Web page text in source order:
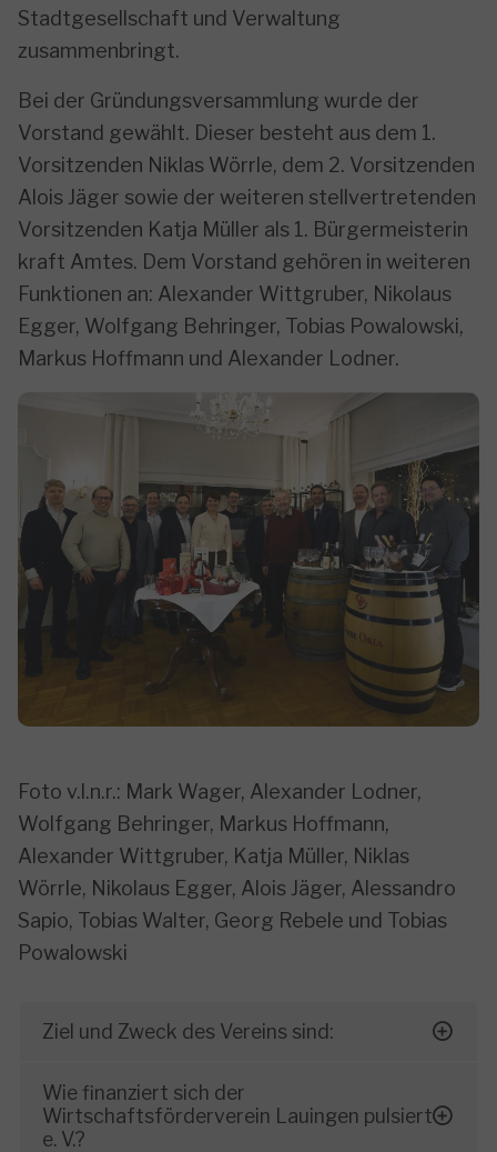
Stadtgesellschaft und Verwaltung
zusammenbringt.
Bei der Gründungsversammlung wurde der
Vorstand gewählt. Dieser besteht aus dem 1.
Vorsitzenden Niklas Wörrle, dem 2. Vorsitzenden
Alois Jäger sowie der weiteren stellvertretenden
Vorsitzenden Katja Müller als 1. Bürgermeisterin
kraft Amtes. Dem Vorstand gehören in weiteren
Funktionen an: Alexander Wittgruber, Nikolaus
Egger, Wolfgang Behringer, Tobias Powalowski,
Markus Hoffmann und Alexander Lodner.
Show larger version
Foto v.l.n.r.: Mark Wager, Alexander Lodner,
Wolfgang Behringer, Markus Hoffmann,
Alexander Wittgruber, Katja Müller, Niklas
Wörrle, Nikolaus Egger, Alois Jäger, Alessandro
Sapio, Tobias Walter, Georg Rebele und Tobias
Powalowski
Ziel und Zweck des Vereins sind:
Wie finanziert sich der
Wirtschaftsförderverein Lauingen pulsiert
e. V.?